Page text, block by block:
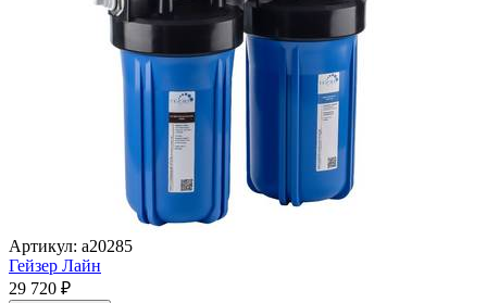
Артикул: а20285
Гейзер Лайн
29 720 ₽